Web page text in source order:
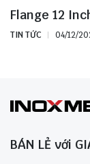
Flange 12
TIN TỨC 04/12/
BÁN LẺ với